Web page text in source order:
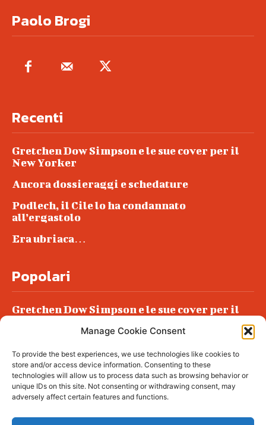
Manage Cookie Consent
To provide the best experiences, we use technologies like cookies to
store and/or access device information. Consenting to these
technologies will allow us to process data such as browsing behavior or
unique IDs on this site. Not consenting or withdrawing consent, may
adversely affect certain features and functions.
Paolo Brogi
Recenti
Gretchen Dow Simpson e le sue cover per il
New Yorker
Ancora dossieraggi e schedature
Podlech, il Cile lo ha condannato
all’ergastolo
Era ubriaca…
Popolari
Gretchen Dow Simpson e le sue cover per il
Podlech, il Cile lo ha condannato
all’ergastolo
Era ubriaca…